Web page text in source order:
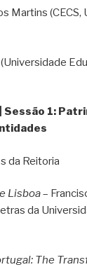
Martins (CECS,
Sessão 1:
da Reitoria
Lisboa–
da
The